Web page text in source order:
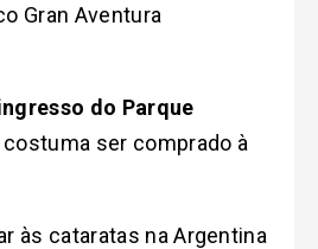
Gran Aventura
do Parque
costuma ser comprado à
às cataratas na Argentina